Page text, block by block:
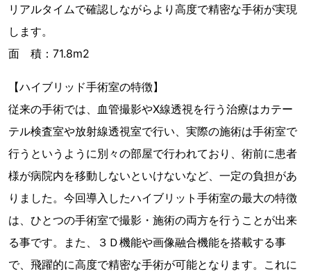
リアルタイムで確認しながらより高度で精密な手術が実現
します。
面 積：71.8m2
【ハイブリッド手術室の特徴】
従来の手術では、血管撮影やX線透視を行う治療はカテー
テル検査室や放射線透視室で行い、実際の施術は手術室で
行うというように別々の部屋で行われており、術前に患者
様が病院内を移動しないといけないなど、一定の負担があ
りました。今回導入したハイブリット手術室の最大の特徴
は、ひとつの手術室で撮影・施術の両方を行うことが出来
る事です。また、３Ｄ機能や画像融合機能を搭載する事
で、飛躍的に高度で精密な手術が可能となります。これに